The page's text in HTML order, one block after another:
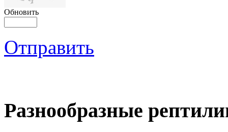
Обновить
Отправить
Разнообразные